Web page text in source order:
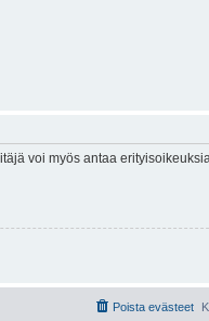
voi myös antaa
Poista evästeet